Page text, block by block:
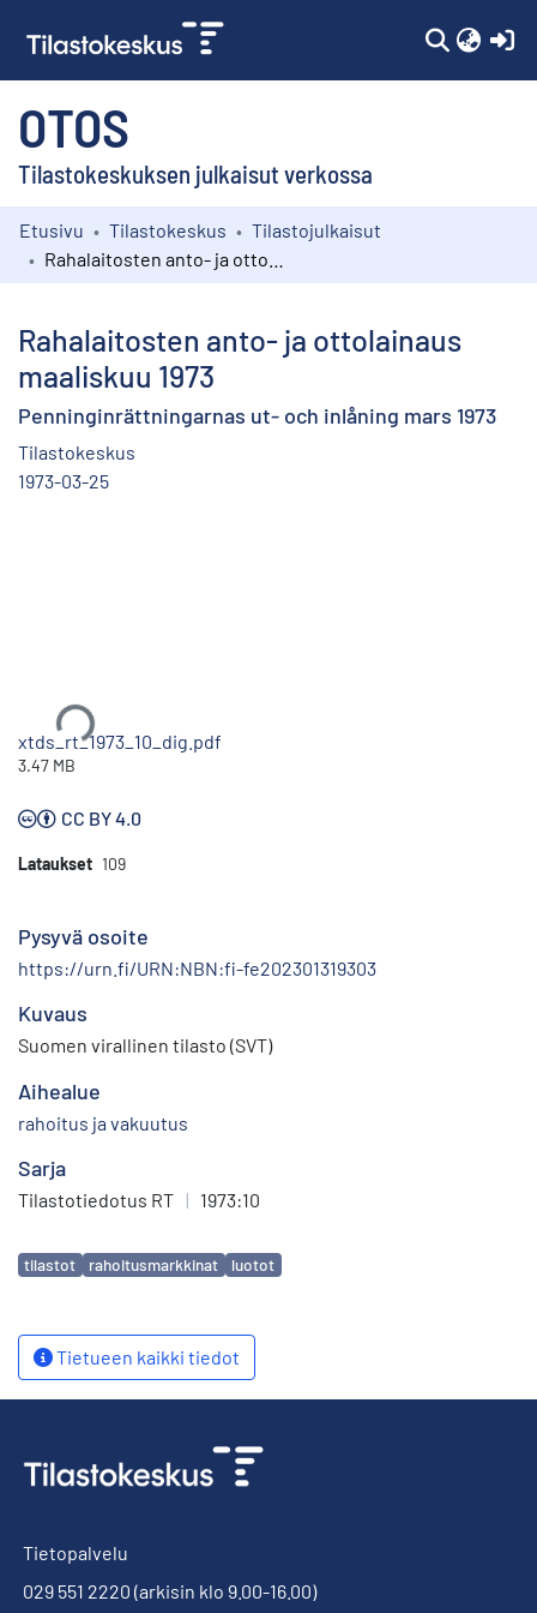
OTOS
Tilastokeskuksen julkaisut verkossa
Kokoelmat
Etusivu Tilastokeskus
Tilastojulkaisut
Rahalaitosten anto- ja ottolainaus
maaliskuu 1973
Penninginrättningarnas ut- och inlåning mars 1973
Tilastokeskus
1973-03-25
xtds_rt_1973_10_dig.pdf
3.47 MB
CC BY 4.0
Lataukset 109
Pysyvä osoite
https://urn.fi/URN:NBN:fi-fe202301319303
Kuvaus
Suomen virallinen tilasto (SVT)
Aihealue
rahoitus ja vakuutus
Sarja
Tilastotiedotus RT | 1973:10
Avainsanat
tilastot rahoitusmarkkinat luotot
Tietueen kaikki tiedot
Tietopalvelu
029 551 2220 (arkisin klo 9.00-16.00)